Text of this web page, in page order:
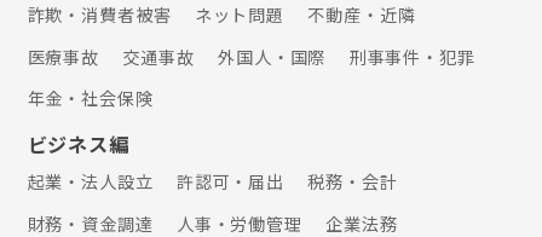
詐欺・消費者被害
ネット問題
不動産・近隣
医療事故
交通事故 外国人・国際
刑事事件・犯罪
年金・社会保険
ビジネス編
起業・法人設立 許認可・届出
税務・会計
財務・資金調達
人事・労働管理
企業法務